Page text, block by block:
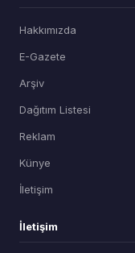
Hakkımızda
E-Gazete
Arşiv
Dağıtım Listesi
Reklam
Künye
İletişim
İletişim